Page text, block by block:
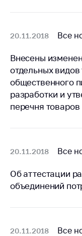
политики
20.11.2018 Все
Внесены
отдельных
общественного
разработки и
перечня товаров
20.11.2018 Все
Об аттестации
объединений
20.11.2018 Все